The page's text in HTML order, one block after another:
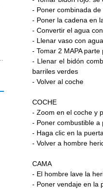
- Poner combinada
- Poner la cadena en
- Convertir el agua
- Llenar vaso con agua
- Tomar 2 MAPA
- Llenar el bidón
barriles verdes
- Volver al coche
COCHE
- Zoom en el coche y
- Poner combustible
- Haga clic en la
- Volver a hombre
CAMA
- El hombre lave la
- Poner vendaje en la